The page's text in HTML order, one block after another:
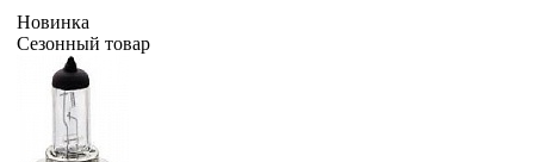
Новинка
Сезонный товар